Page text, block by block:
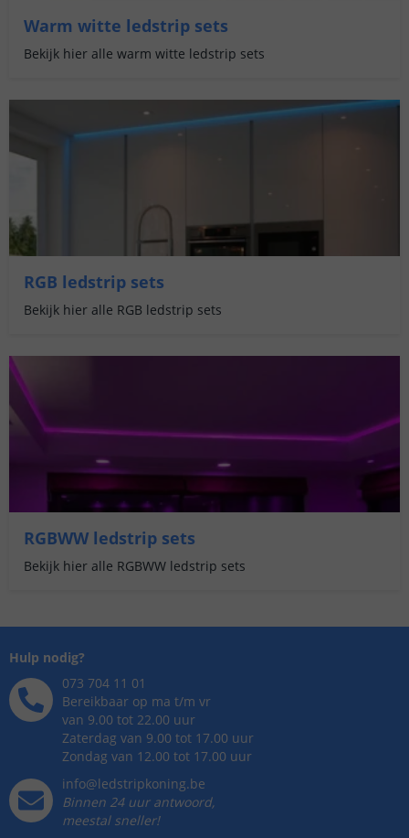
Warm witte ledstrip sets
Bekijk hier alle warm witte ledstrip sets
RGB ledstrip sets
Bekijk hier alle RGB ledstrip sets
RGBWW ledstrip sets
Bekijk hier alle RGBWW ledstrip sets
Hulp nodig?
073 704 11 01
Bereikbaar op ma t/m vr
van 9.00 tot 22.00 uur
Zaterdag van 9.00 tot 17.00 uur
Zondag van 12.00 tot 17.00 uur
info@ledstripkoning.be
Binnen 24 uur antwoord,
meestal sneller!